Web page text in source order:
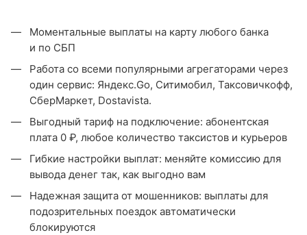
Моментальные выплаты на карту любого банка
и по СБП
Работа со всеми популярными агрегаторами через
один сервис: Яндекс.Go, Ситимобил, Таксовичкофф,
СберМаркет, Dostavista.
Выгодный тариф на подключение: абонентская
плата 0 ₽, любое количество таксистов и курьеров
Гибкие настройки выплат: меняйте комиссию для
вывода денег так, как выгодно вам
Надежная защита от мошенников: выплаты для
подозрительных поездок автоматически
блокируются